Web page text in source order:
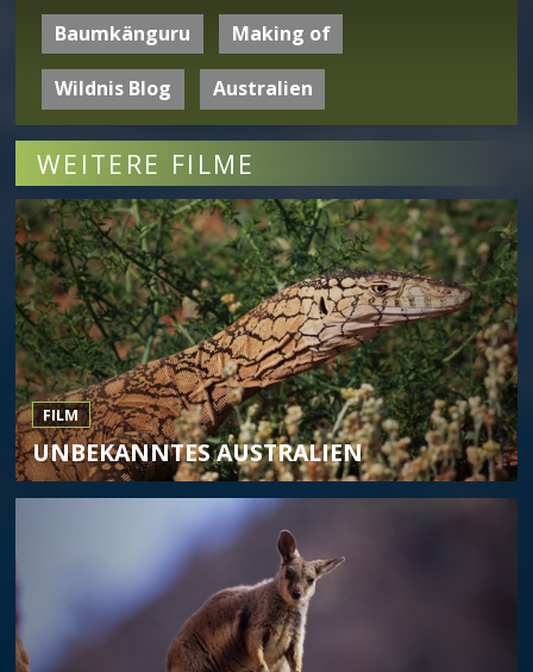
Baumkänguru Making of
Wildnis Blog Australien
WEITERE FILME
FILM
UNBEKANNTES AUSTRALIEN